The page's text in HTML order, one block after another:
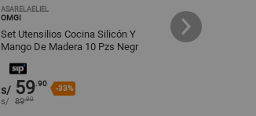
ASARELAELIEL
OMGI
Set Utensilios Cocina Silicón Y
Mango De Madera 10 Pzs Negr
s/ 59.90
-33%
s/ 89.90
DIPROSELPERU
TRAMONTINA
Set de